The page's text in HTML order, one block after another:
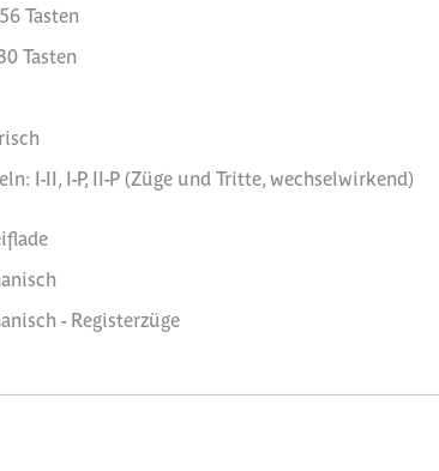
Tasten
Tasten
I-II, I-P, II-P (Züge und Tritte, wechselwirkend)
- Registerzüge